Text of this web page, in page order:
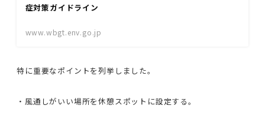
症対策ガイドライン
www.wbgt.env.go.jp
特に重要なポイントを列挙しました。
・風通しがいい場所を休憩スポットに設定する。